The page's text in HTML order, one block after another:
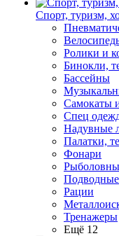
Спорт, туризм,
Ролики и
Бинокли,
Бассейны
Самокаты
Спец
Надувные
Палатки,
Фонари
Рации
Тренажеры
Ещё 12